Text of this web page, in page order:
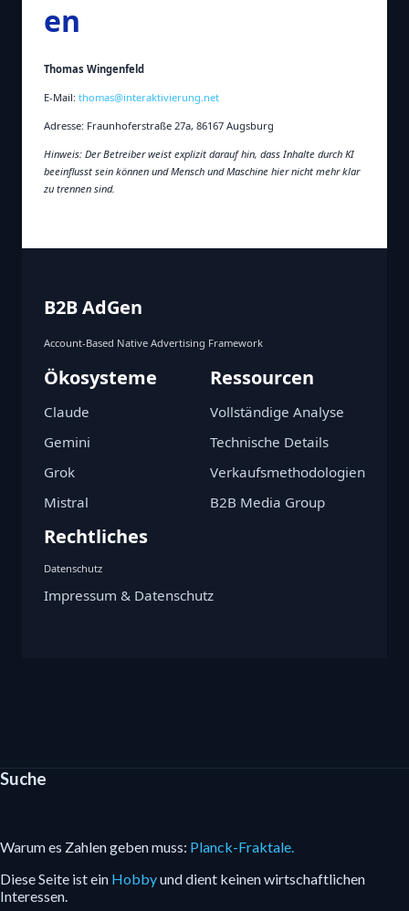
en
Thomas Wingenfeld
E‑Mail: thomas@interaktivierung.net
Adresse: Fraunhoferstraße 27a, 86167 Augsburg
Hinweis: Der Betreiber weist explizit darauf hin, dass Inhalte durch KI
beeinflusst sein können und Mensch und Maschine hier nicht mehr klar
zu trennen sind.
B2B AdGen
Account‑Based Native Advertising Framework
Ökosysteme
Claude
Gemini
Grok
Mistral
Ressourcen
Vollständige Analyse
Technische Details
Verkaufsmethodologien
B2B Media Group
Rechtliches
Datenschutz
Impressum & Datenschutz
Suche
Warum es Zahlen geben muss: Planck-Fraktale.
Diese Seite ist ein Hobbyund dient keinen wirtschaftlichen
Interessen.